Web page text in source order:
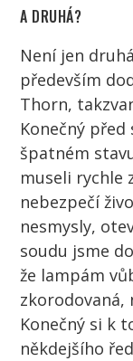
A DRUHÁ?
Není jen
především
Thorn,
Konečný
špatném
museli rychle
nebezpečí
nesmysly,
soudu jsme
že lampám
zkorodovaná,
Konečný si k
někdejšího